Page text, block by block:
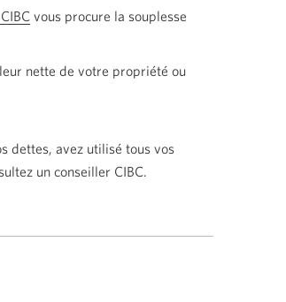
vous procure la souplesse
nette de votre propriété ou
dettes, avez utilisé tous vos
un conseiller CIBC.